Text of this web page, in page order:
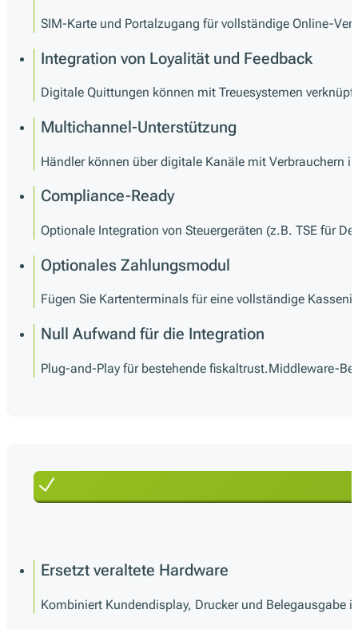
SIM-Karte und Portalzugang für vollständige Online-
Integration von Loyalität und Feedback
Digitale Quittungen können mit Treuesystemen
Multichannel-Unterstützung
Händler können über digitale Kanäle mit Verbrauchern
Compliance-Ready
Optionale Integration von Steuergeräten (z.B. TSE für
Optionales Zahlungsmodul
Fügen Sie Kartenterminals für eine vollständige
Null Aufwand für die Integration
Plug-and-Play für bestehende fiskaltrust.Middleware-
Ersetzt veraltete Hardware
Kombiniert Kundendisplay, Drucker und Belegausgabe